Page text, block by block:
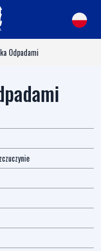
Odpadami